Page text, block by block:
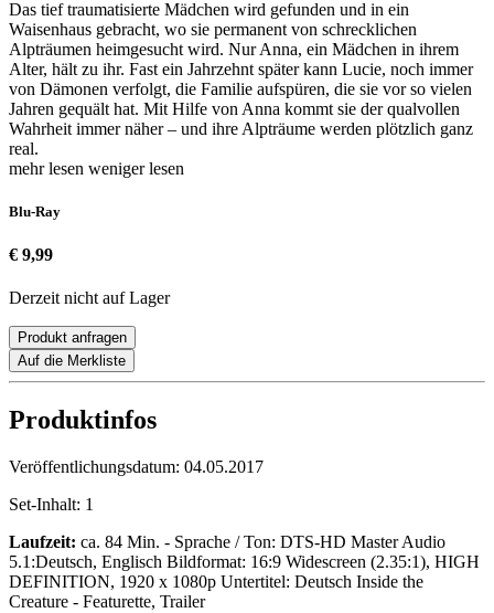
Das tief traumatisierte Mädchen wird gefunden und in ein
Waisenhaus gebracht, wo sie permanent von schrecklichen
Alpträumen heimgesucht wird. Nur Anna, ein Mädchen in ihrem
Alter, hält zu ihr. Fast ein Jahrzehnt später kann Lucie, noch immer
von Dämonen verfolgt, die Familie aufspüren, die sie vor so vielen
Jahren gequält hat. Mit Hilfe von Anna kommt sie der qualvollen
Wahrheit immer näher – und ihre Alpträume werden plötzlich ganz
real.
mehr lesen weniger lesen
Blu-Ray
€ 9,99
Derzeit nicht auf Lager
Produkt anfragen
Auf die Merkliste
Produktinfos
Veröffentlichungsdatum: 04.05.2017
Set-Inhalt: 1
Laufzeit: ca. 84 Min. - Sprache / Ton: DTS-HD Master Audio
5.1:Deutsch, Englisch Bildformat: 16:9 Widescreen (2.35:1), HIGH
DEFINITION, 1920 x 1080p Untertitel: Deutsch Inside the
Creature - Featurette, Trailer